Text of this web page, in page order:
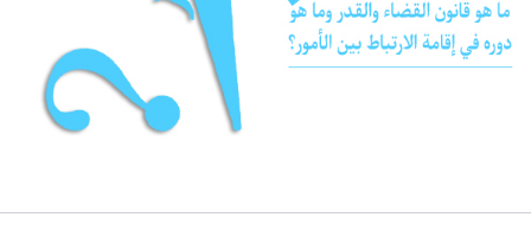
الإنسان ورغبته اللانهائية 0/12
0/24
غاية الخلق ومكانة الإنسان 0/7